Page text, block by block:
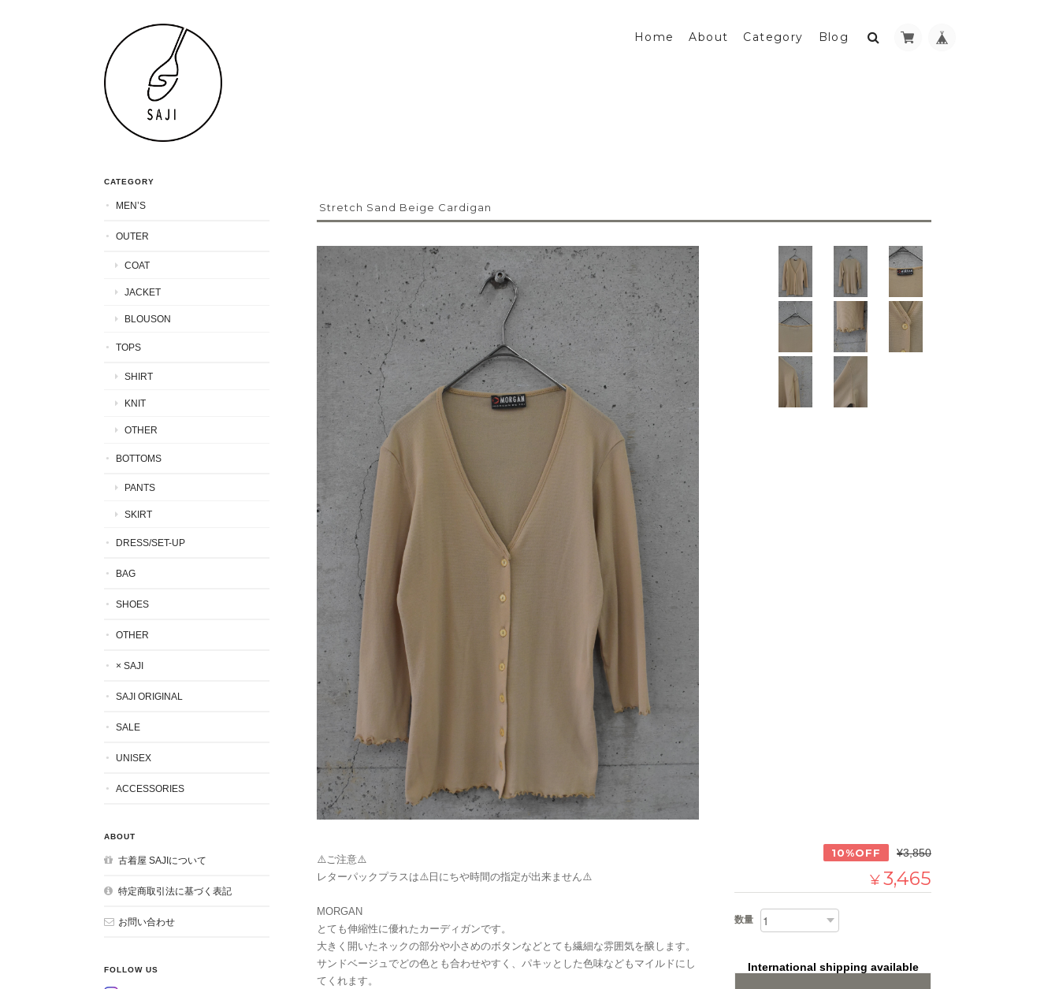
Home About Category Blog
Stretch Sand Beige Cardigan
⚠️ご注意⚠️
レターパックプラスは⚠️日にちや時間の指定が出来ません⚠️
MORGAN
とても伸縮性に優れたカーディガンです。
大きく開いたネックの部分や小さめのボタンなどとても繊細な雰囲気を醸します。
サンドベージュでどの色とも合わせやすく、パキッとした色味などもマイルドにし
てくれます。
10%OFF ¥3,850
¥3,465
数量
International shipping available
CATEGORY
MEN’S
OUTER
COAT
JACKET
BLOUSON
TOPS
SHIRT
KNIT
OTHER
BOTTOMS
PANTS
SKIRT
DRESS/SET-UP
BAG
SHOES
OTHER
× SAJI
SAJI ORIGINAL
SALE
UNISEX
ACCESSORIES
ABOUT
古着屋 SAJIについて
特定商取引法に基づく表記
お問い合わせ
FOLLOW US